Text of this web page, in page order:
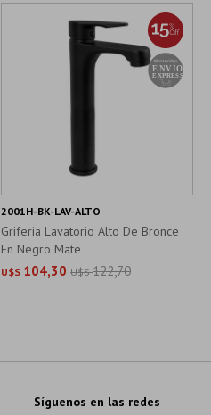
Griferia Lavatorio Alto De Bronce
En Negro Mate
U$S 104,30 U$S 122,70
2001H-BK-LAV-ALTO
Síguenos en las redes